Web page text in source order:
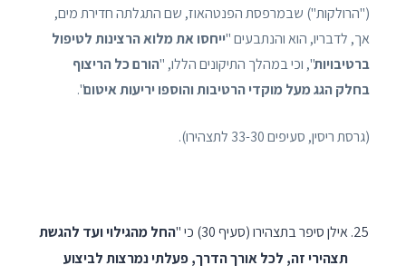
("הרולקות") שבמרפסת הפנטהאוז, שם התגלתה חדירת מים,
אך, לדבריו, הוא והנתבעים "ייחסו את מלוא הרצינות לטיפול
ברטיבויות", וכי במהלך התיקונים הללו, "הורם כל הריצוף
בחלק הגג מעל מוקדי הרטיבות והוספו יריעות איטום".
(גרסת ריסין, סעיפים 33-30 לתצהירו).
אילן סיפר בתצהירו (סעיף 30) כי "
החל מהגילוי ועד להגשת
תצהירי זה, לכל אורך הדרך, פעלתי נמרצות לביצוע